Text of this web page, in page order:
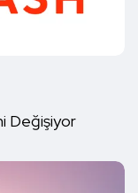
Değişiyor